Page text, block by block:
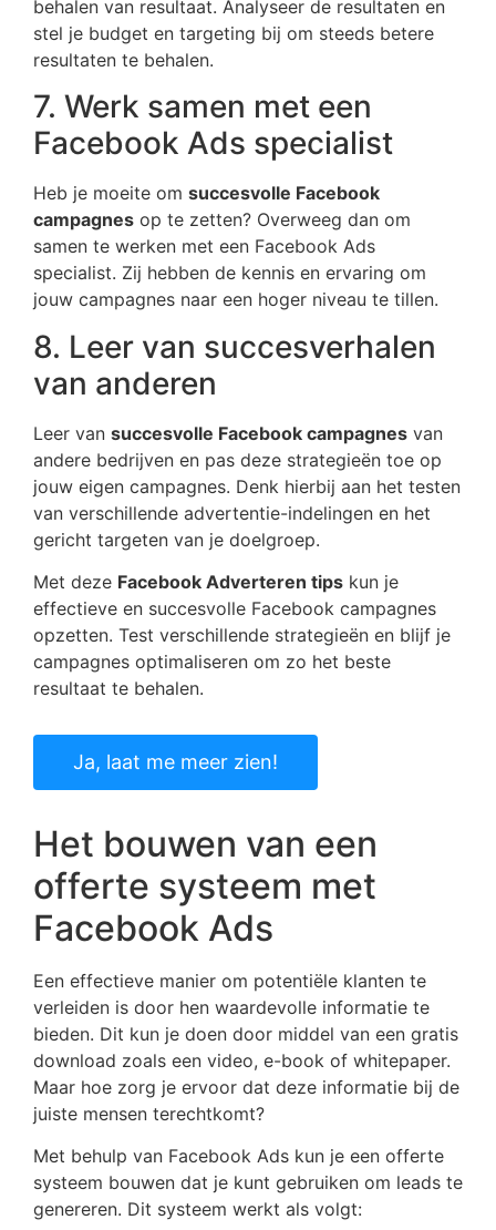
behalen van resultaat. Analyseer de resultaten en
stel je budget en targeting bij om steeds betere
resultaten te behalen.
7. Werk samen met een
Facebook Ads specialist
Heb je moeite om succesvolle Facebook
campagnes op te zetten? Overweeg dan om
samen te werken met een Facebook Ads
specialist. Zij hebben de kennis en ervaring om
jouw campagnes naar een hoger niveau te tillen.
8. Leer van succesverhalen
van anderen
Leer van succesvolle Facebook campagnes van
andere bedrijven en pas deze strategieën toe op
jouw eigen campagnes. Denk hierbij aan het testen
van verschillende advertentie-indelingen en het
gericht targeten van je doelgroep.
Met deze Facebook Adverteren tips kun je
effectieve en succesvolle Facebook campagnes
opzetten. Test verschillende strategieën en blijf je
campagnes optimaliseren om zo het beste
resultaat te behalen.
Ja, laat me meer zien!
Het bouwen van een
offerte systeem met
Facebook Ads
Een effectieve manier om potentiële klanten te
verleiden is door hen waardevolle informatie te
bieden. Dit kun je doen door middel van een gratis
download zoals een video, e-book of whitepaper.
Maar hoe zorg je ervoor dat deze informatie bij de
juiste mensen terechtkomt?
Met behulp van Facebook Ads kun je een offerte
systeem bouwen dat je kunt gebruiken om leads te
genereren. Dit systeem werkt als volgt: